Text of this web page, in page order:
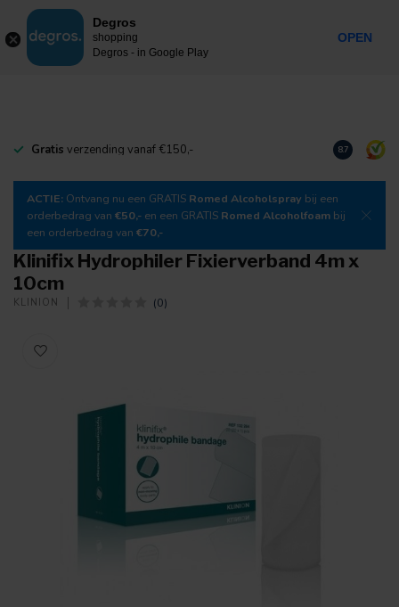
MENU
Gratis verzending vanaf €150,- Laden Sie
8.7
ACTIE: Ontvang nu een GRATIS Romed Alcoholspray bij een
orderbedrag van €50,- en een GRATIS Romed Alcoholfoam bij
een orderbedrag van €70,-
Klinifix Hydrophiler Fixierverband 4m x
10cm
KLINION (0)
Degros
shopping
Degros - in Google Play
OPEN